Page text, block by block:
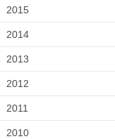
2015
2014
2013
2012
2011
2010